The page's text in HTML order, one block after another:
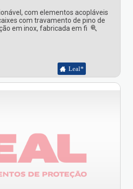
com elementos acopláveis
com travamento de pino de
em inox, fabricada em fi
Leal*